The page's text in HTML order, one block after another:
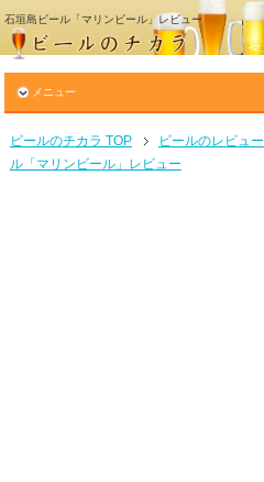
石垣島ビール「マリンビール」レビュー
メニュー
ビールのチカラ TOP ビールのレビュー
ル「マリンビール」レビュー